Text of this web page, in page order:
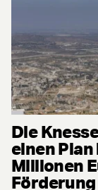
Die
einen Plan
Millionen
Förderung